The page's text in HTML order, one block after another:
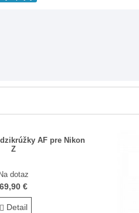
AF pre Nikon
Z
Na dotaz
69,90 €
Detail